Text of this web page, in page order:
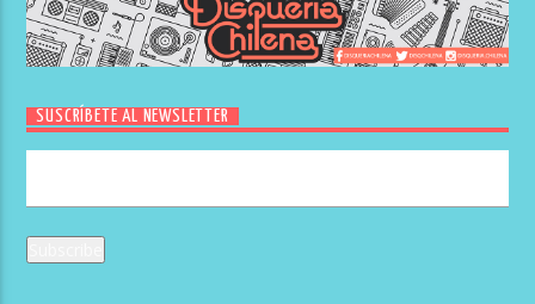
SUSCRÍBETE AL NEWSLETTER